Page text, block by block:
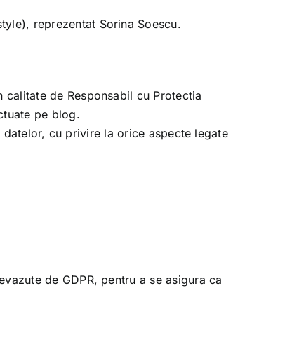
reprezentat Sorina Soescu.
de Responsabil cu Protectia
pe blog.
cu privire la orice aspecte legate
de GDPR, pentru a se asigura ca